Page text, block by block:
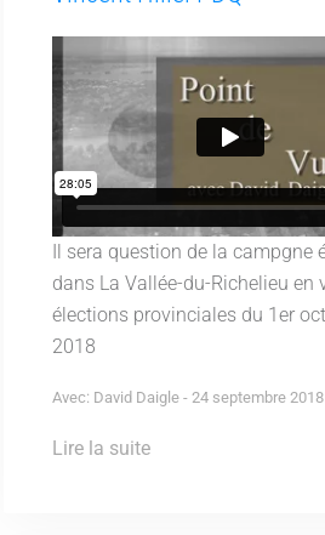
Il sera question de la campgne
dans La Vallée-du-Richelieu en
élections provinciales du 1er
2018
Avec: David Daigle - 24 septembre 2018
Lire la suite